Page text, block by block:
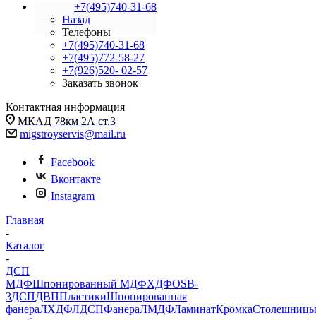
+7(495)740-31-68
Назад
Телефоны
+7(495)740-31-68
+7(495)772-58-27
+7(926)520- 02-57
Заказать звонок
Контактная информация
МКАД 78км 2А ст.3
migstroyservis@mail.ru
Facebook
Вконтакте
Instagram
Главная
-
Каталог
-
ДСП
МДФШпонированный МДФХДФOSB-
3ДСПДВППластикиШпонированная
фанераЛХДФЛДСПФанераЛМДФЛаминатКромкаСтолешницы